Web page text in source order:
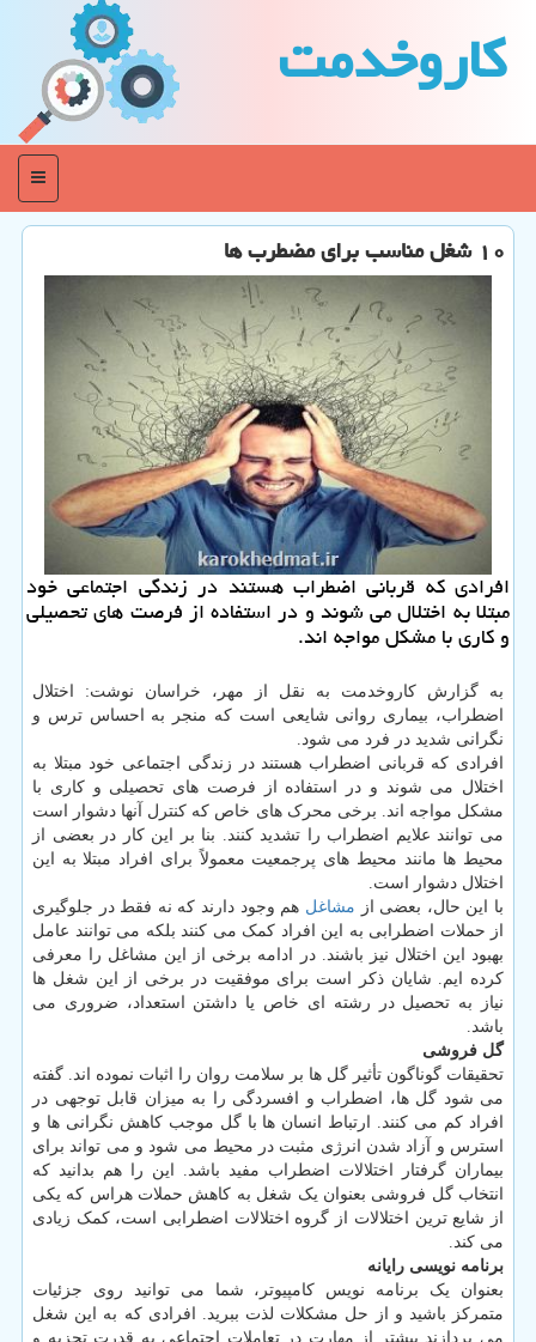
كاروخدمت
منو
۱۰ شغل مناسب برای مضطرب ها
افرادی كه قربانی اضطراب هستند در زندگی اجتماعی خود
مبتلا به اختلال می شوند و در استفاده از فرصت های تحصیلی
و كاری با مشكل مواجه اند.
به گزارش کاروخدمت به نقل از مهر، خراسان نوشت: اختلال
اضطراب، بیماری روانی شایعی است که منجر به احساس ترس و
نگرانی شدید در فرد می شود.
افرادی که قربانی اضطراب هستند در زندگی اجتماعی خود مبتلا به
اختلال می شوند و در استفاده از فرصت های تحصیلی و کاری با
مشکل مواجه اند. برخی محرک های خاص که کنترل آنها دشوار است
می توانند علایم اضطراب را تشدید کنند. بنا بر این کار در بعضی از
محیط ها مانند محیط های پرجمعیت معمولاً برای افراد مبتلا به این
اختلال دشوار است.
با این حال، بعضی از مشاغل هم وجود دارند که نه فقط در جلوگیری
از حملات اضطرابی به این افراد کمک می کنند بلکه می توانند عامل
بهبود این اختلال نیز باشند. در ادامه برخی از این مشاغل را معرفی
کرده ایم. شایان ذکر است برای موفقیت در برخی از این شغل ها
نیاز به تحصیل در رشته ای خاص یا داشتن استعداد، ضروری می
باشد.
گل فروشی
تحقیقات گوناگون تأثیر گل ها بر سلامت روان را اثبات نموده اند. گفته
می شود گل ها، اضطراب و افسردگی را به میزان قابل توجهی در
افراد کم می کنند. ارتباط انسان ها با گل موجب کاهش نگرانی ها و
استرس و آزاد شدن انرژی مثبت در محیط می شود و می تواند برای
بیماران گرفتار اختلالات اضطراب مفید باشد. این را هم بدانید که
انتخاب گل فروشی بعنوان یک شغل به کاهش حملات هراس که یکی
از شایع ترین اختلالات از گروه اختلالات اضطرابی است، کمک زیادی
می کند.
برنامه نویسی رایانه
بعنوان یک برنامه نویس کامپیوتر، شما می توانید روی جزئیات
متمرکز باشید و از حل مشکلات لذت ببرید. افرادی که به این شغل
می پردازند بیشتر از مهارت در تعاملات اجتماعی به قدرت تجزیه و